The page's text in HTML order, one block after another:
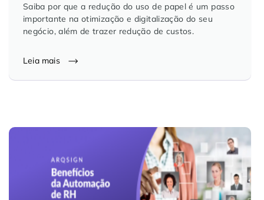
Saiba por que a redução do uso de papel é um passo
importante na otimização e digitalização do seu
negócio, além de trazer redução de custos.
Leia mais